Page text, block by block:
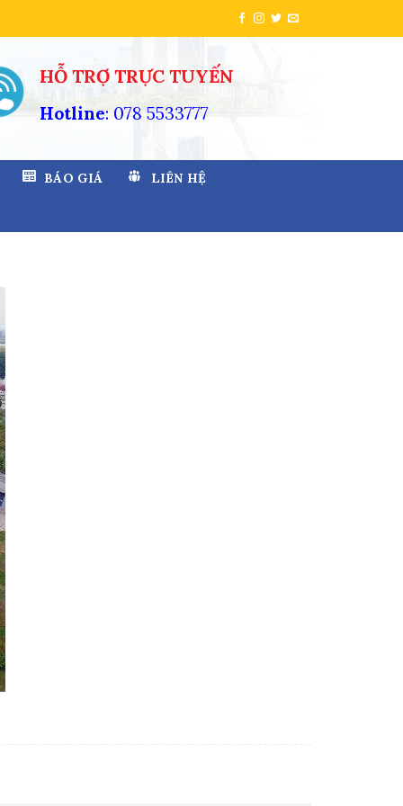
HỖ TRỢ TRỰC TUYẾN
Hotline: 078 5533777
BÁO GIÁ LIÊN HỆ